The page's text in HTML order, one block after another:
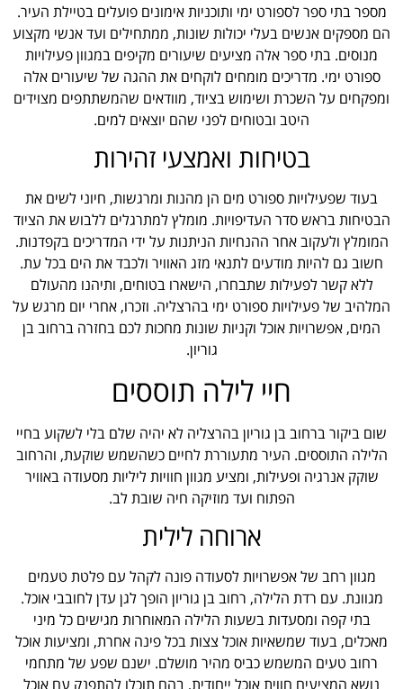
מספר בתי ספר לספורט ימי ותוכניות אימונים פועלים בטיילת העיר.
הם מספקים אנשים בעלי יכולות שונות, ממתחילים ועד אנשי מקצוע
מנוסים. בתי ספר אלה מציעים שיעורים מקיפים במגוון פעילויות
ספורט ימי. מדריכים מומחים לוקחים את ההגה של שיעורים אלה
ומפקחים על השכרת ושימוש בציוד, מוודאים שהמשתתפים מצוידים
היטב ובטוחים לפני שהם יוצאים למים.
בטיחות ואמצעי זהירות
בעוד שפעילויות ספורט מים הן מהנות ומרגשות, חיוני לשים את
הבטיחות בראש סדר העדיפויות. מומלץ למתרגלים ללבוש את הציוד
המומלץ ולעקוב אחר ההנחיות הניתנות על ידי המדריכים בקפדנות.
חשוב גם להיות מודעים לתנאי מזג האוויר ולכבד את הים בכל עת.
ללא קשר לפעילות שתבחרו, הישארו בטוחים, ותיהנו מהעולם
המלהיב של פעילויות ספורט ימי בהרצליה. וזכרו, אחרי יום מרגש על
המים, אפשרויות אוכל וקניות שונות מחכות לכם בחזרה ברחוב בן
גוריון.
חיי לילה תוססים
שום ביקור ברחוב בן גוריון בהרצליה לא יהיה שלם בלי לשקוע בחיי
הלילה התוססים. העיר מתעוררת לחיים כשהשמש שוקעת, והרחוב
שוקק אנרגיה ופעילות, ומציע מגוון חוויות ליליות מסעודה באוויר
הפתוח ועד מוזיקה חיה שובת לב.
ארוחה לילית
מגוון רחב של אפשרויות לסעודה פונה לקהל עם פלטת טעמים
מגוונת. עם רדת הלילה, רחוב בן גוריון הופך לגן עדן לחובבי אוכל.
בתי קפה ומסעדות בשעות הלילה המאוחרות מגישים כל מיני
מאכלים, בעוד שמשאיות אוכל צצות בכל פינה אחרת, ומציעות אוכל
רחוב טעים המשמש כביס מהיר מושלם. ישנם שפע של מתחמי
נושא המציעים חווית אוכל ייחודית, בהם תוכלו להתפנק עם אוכל